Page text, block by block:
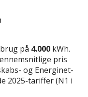
på 4.000 kWh.
pris
og Energinet-
2025-tariffer (N1 i